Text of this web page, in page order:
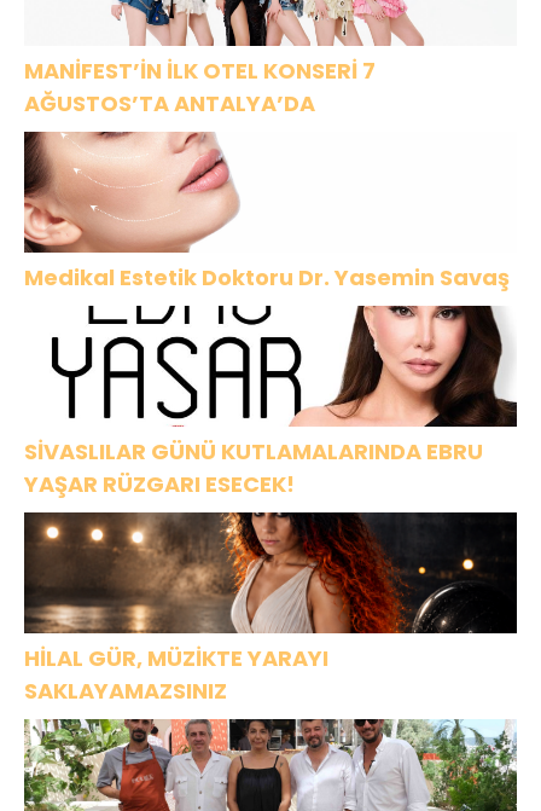
MANİFEST’İN İLK OTEL KONSERİ 7
AĞUSTOS’TA ANTALYA’DA
Medikal Estetik Doktoru Dr. Yasemin Savaş
SİVASLILAR GÜNÜ KUTLAMALARINDA EBRU
YAŞAR RÜZGARI ESECEK!
HİLAL GÜR, MÜZİKTE YARAYI
SAKLAYAMAZSINIZ